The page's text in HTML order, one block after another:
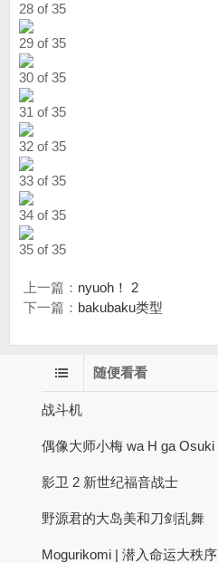
28 of 35
29 of 35
30 of 35
31 of 35
32 of 35
33 of 35
34 of 35
35 of 35
上一篇： nyuoh！ 2
下一篇： bakubaku类型
随便看看
战斗机
偶像大师小梅 wa H ga Osuki
影卫 2 新世纪福音战士
野源君的大岛美和刀剑乱舞
Mogurikomi | 潜入命运大秩序